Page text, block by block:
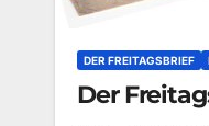
DER FREITAGSBRIEF
Der